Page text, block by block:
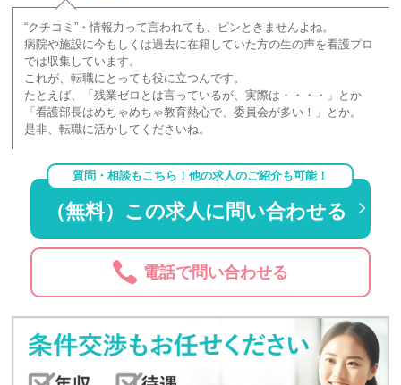
“クチコミ”・情報力って言われても、ピンときませんよね。
病院や施設に今もしくは過去に在籍していた方の生の声を看護プロ
では収集しています。
これが、転職にとっても役に立つんです。
たとえば、「残業ゼロとは言っているが、実際は・・・・」とか
「看護部長はめちゃめちゃ教育熱心で、委員会が多い！」とか。
是非、転職に活かしてくださいね。
質問・相談もこちら！他の求人のご紹介も可能！
（無料）この求人に問い合わせる
電話で問い合わせる